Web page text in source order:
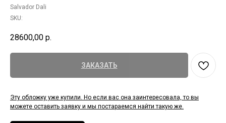
Salvador Dali
SKU:
28600,00 р.
ЗАКАЗАТЬ
Эту обложку уже купили. Но если вас она заинтересовала, то вы
можете оставить заявку и мы постараемся найти такую же.